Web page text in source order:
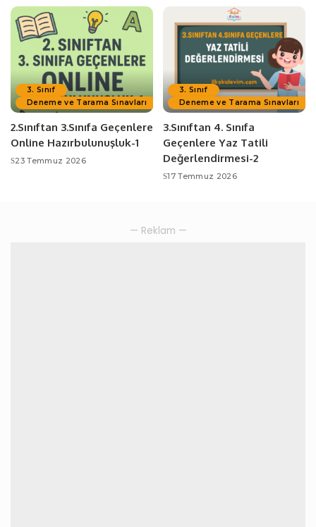
3. Sınıf
Deneme ve Tarama Sınavları
2.Sınıftan 3.Sınıfa Geçenlere
Online Hazırbulunuşluk-1
23 Temmuz 2026
3. Sınıf
Deneme ve Tarama Sınavları
3.Sınıftan 4. Sınıfa
Geçenlere Yaz Tatili
Değerlendirmesi-2
17 Temmuz 2026
— Reklam —